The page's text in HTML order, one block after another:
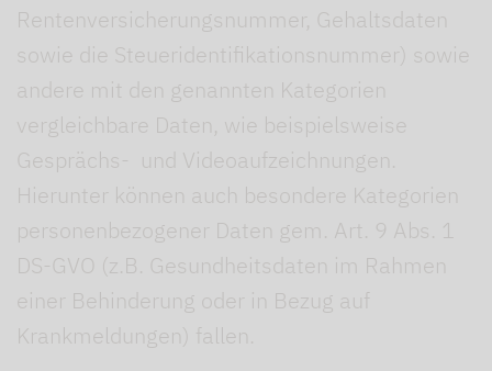
Rentenversicherungsnummer, Gehaltsdaten
sowie die Steueridentifikationsnummer) sowie
andere mit den genannten Kategorien
vergleichbare Daten, wie beispielsweise
Gesprächs- und Videoaufzeichnungen.
Hierunter können auch besondere Kategorien
personenbezogener Daten gem. Art. 9 Abs. 1
DS-GVO (z.B. Gesundheitsdaten im Rahmen
einer Behinderung oder in Bezug auf
Krankmeldungen) fallen.